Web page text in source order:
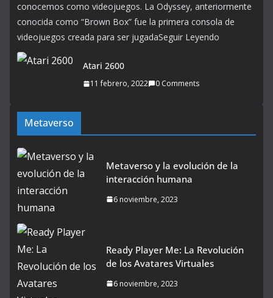
conocemos como videojuegos. La Odyssey, anteriormente
conocida como “Brown Box” fue la primera consola de
videojuegos creada para ser jugadaSeguir Leyendo
Atari 2600
11 febrero, 2022 0 Comments
Metaverso
Metaverso y la evolución de la
interacción humana
6 noviembre, 2023
Ready Player Me: La Revolución
de los Avatares Virtuales
6 noviembre, 2023